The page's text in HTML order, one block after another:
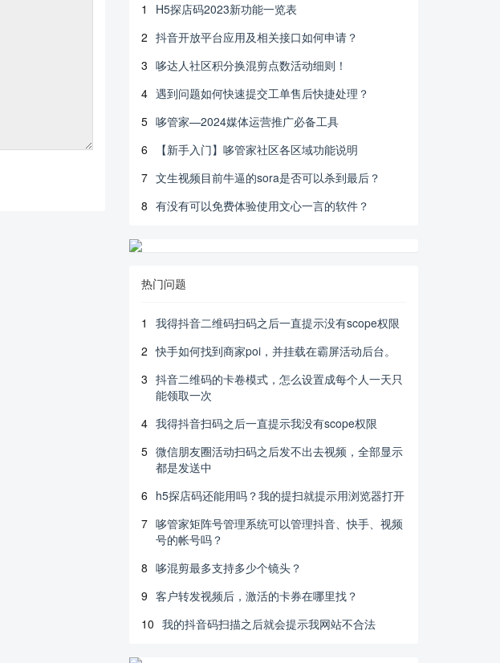
1
H5探店码2023新功能一览表
2 抖音开放平台应用及相关接口如何申请？
3 哆达人社区积分换混剪点数活动细则！
4 遇到问题如何快速提交工单售后快捷处理？
5 哆管家—2024媒体运营推广必备工具
6
【新手入门】哆管家社区各区域功能说明
7 文生视频目前牛逼的sora是否可以杀到最后？
8 有没有可以免费体验使用文心一言的软件？
热门问题
1
我得抖音二维码扫码之后一直提示没有scope权限
2 快手如何找到商家poi，并挂载在霸屏活动后台。
3 抖音二维码的卡卷模式，怎么设置成每个人一天只
能领取一次
4 我得抖音扫码之后一直提示我没有scope权限
5 微信朋友圈活动扫码之后发不出去视频，全部显示
都是发送中
6 h5探店码还能用吗？我的提扫就提示用浏览器打开
7 哆管家矩阵号管理系统可以管理抖音、快手、视频
号的帐号吗？
8 哆混剪最多支持多少个镜头？
9 客户转发视频后，激活的卡券在哪里找？
10 我的抖音码扫描之后就会提示我网站不合法